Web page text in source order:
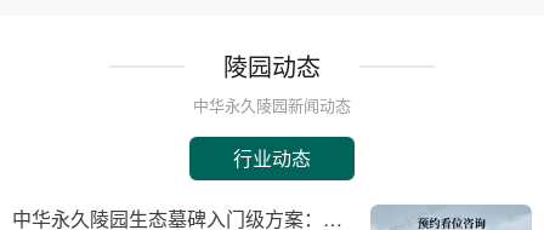
陵园动态
中华永久陵园新闻动态
行业动态
中华永久陵园生态墓碑入门级方案：完